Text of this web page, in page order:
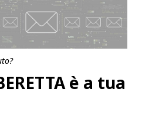
è a tua